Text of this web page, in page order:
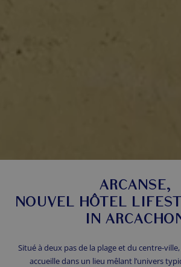
ARCANSE,
NOUVEL HÔTEL
IN
Situé à deux pas de la plage et du centre-
accueille dans un lieu mêlant l’univers